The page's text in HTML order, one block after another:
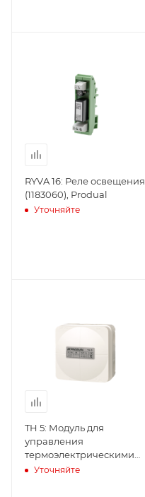
RYVA 16: Реле освещения
(1183060), Produal
Уточняйте
TH 5: Модуль для
управления
термоэлектрическими
приводами (1183090),
Уточняйте